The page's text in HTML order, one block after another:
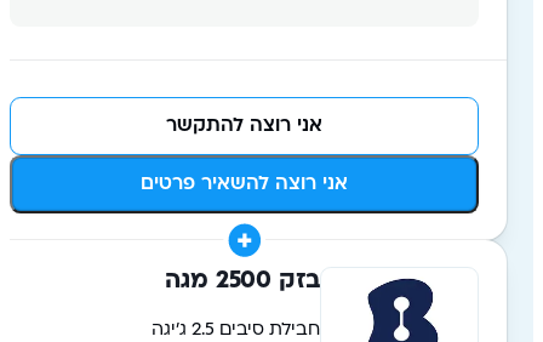
אני רוצה להשאיר פרטים
אני רוצה להתקשר
בזק 2500 מגה
חבילת סיבים 2.5 ג'יגה